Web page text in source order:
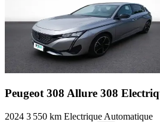
Peugeot 308 Allure 308
2024 3 550 km Electrique Automatique